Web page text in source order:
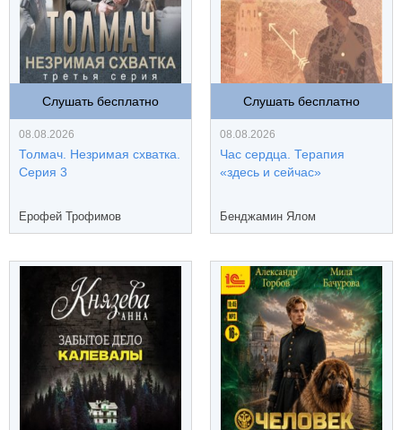
Слушать бесплатно
08.08.2026
Толмач. Незримая схватка.
Серия 3
Ерофей Трофимов
Слушать бесплатно
08.08.2026
Час сердца. Терапия
«здесь и сейчас»
Бенджамин Ялом